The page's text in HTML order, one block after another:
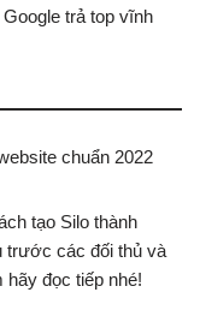
trả top vĩnh
chuẩn 2022
tạo Silo thành
trước các đối thủ và
hãy đọc tiếp nhé!